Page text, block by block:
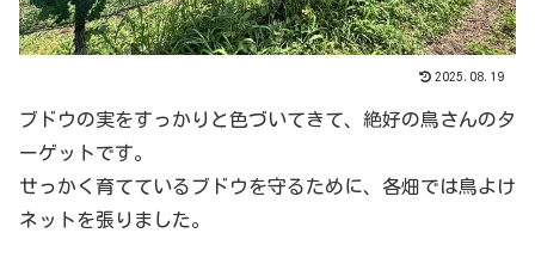
2025.08.19
ブドウの実をすっかりと色づいてきて、絶好の鳥さんのタ
ーゲットです。
せっかく育てているブドウを守るために、各畑では鳥よけ
ネットを張りました。